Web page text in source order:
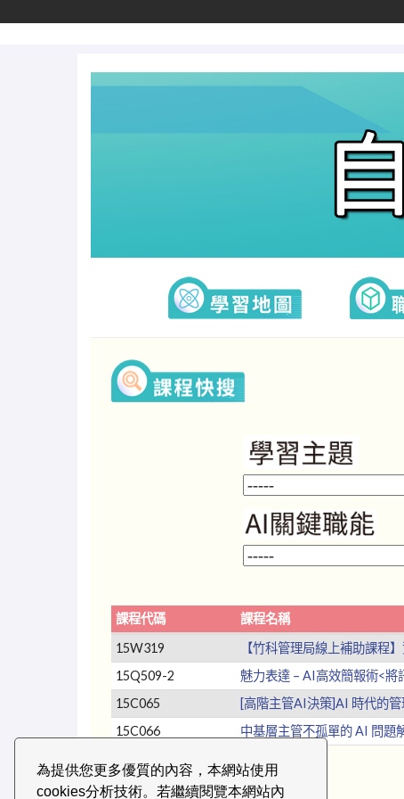
為提供您更多優質的內容，本網站使用
cookies分析技術。若繼續閱覽本網站內
課程代碼 課程名稱
15W319
【竹科管理局線上補助課程
15Q509-2
魅力表達 – AI高效簡報術<將
15C065
[高階主管AI決策]AI 時代的
15C066
中基層主管不孤單的 AI 問題